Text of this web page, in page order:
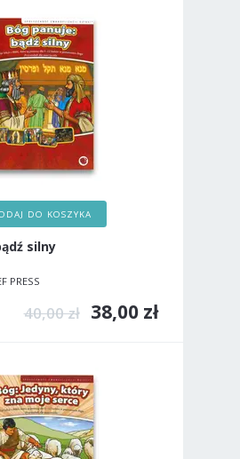
DO KOSZYKA
silny
PRESS
40,00 zł 38,00 zł